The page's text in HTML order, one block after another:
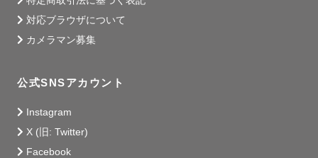
対応ブラウザについて
カメラマン募集
公式SNSアカウント
Instagram
X (旧: Twitter)
Facebook